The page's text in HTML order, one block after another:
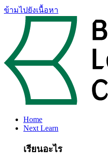
ข้ามไปยังเนื้อหา
Home
Next Learn
เรียนอะไร